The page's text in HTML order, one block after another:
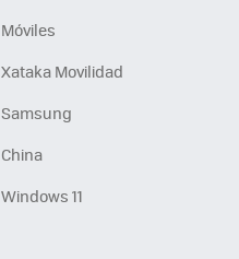
Móviles
Xataka Movilidad
Samsung
China
Windows 11